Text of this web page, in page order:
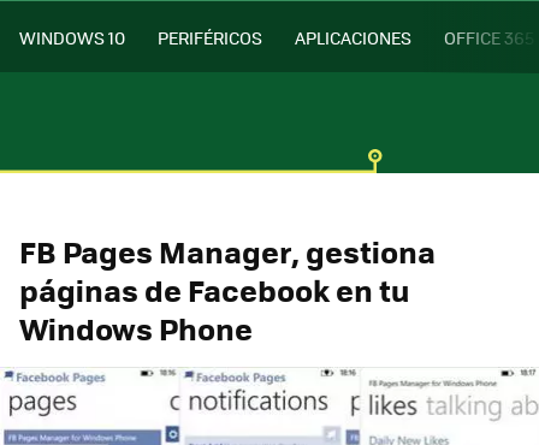
WINDOWS 10 PERIFÉRICOS APLICACIONES OFFICE 365
FB Pages Manager, gestiona
páginas de Facebook en tu
Windows Phone